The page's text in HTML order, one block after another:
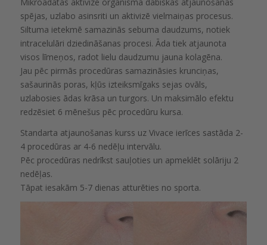
Mikroadatas aktivizē organisma dabiskās atjaunošanās
spējas, uzlabo asinsriti un aktivizē vielmaiņas procesus.
Siltuma ietekmē samazinās sebuma daudzums, notiek
intracelulāri dziedināšanas procesi. Āda tiek atjaunota
visos līmeņos, radot lielu daudzumu jauna kolagēna.
Jau pēc pirmās procedūras samazināsies krunciņas,
sašaurinās poras, kļūs izteiksmīgaks sejas ovāls,
uzlabosies ādas krāsa un turgors. Un maksimālo efektu
redzēsiet 6 mēnešus pēc procedūru kursa.
Standarta atjaunošanas kurss uz Vivace ierīces sastāda 2-
4 procedūras ar 4-6 nedēļu intervālu.
Pēc procedūras nedrīkst sauļoties un apmeklēt solāriju 2
nedēļas.
Tāpat iesakām 5-7 dienas atturēties no sporta.